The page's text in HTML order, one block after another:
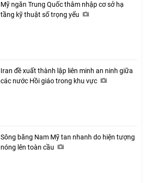
Mỹ ngăn Trung Quốc thâm nhập cơ sở hạ
tầng kỹ thuật số trọng yếu
Iran đề xuất thành lập liên minh an ninh giữa
các nước Hồi giáo trong khu vực
Sông băng Nam Mỹ tan nhanh do hiện tượng
nóng lên toàn cầu